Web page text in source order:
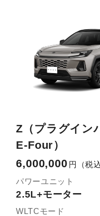
Z（プラグイン
E-Four）
6,000,000 円
（税
パワーユニット
2.5L+モーター
WLTCモード